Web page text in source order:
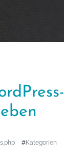
#Kategorien